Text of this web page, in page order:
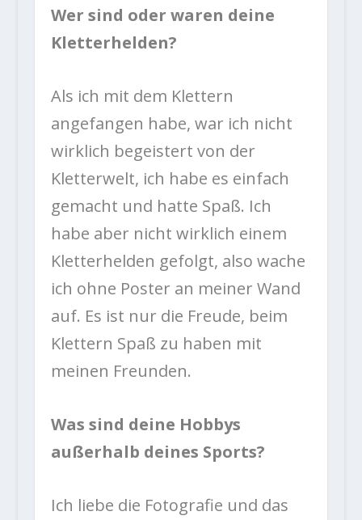
Wer sind oder waren deine
Kletterhelden?
Als ich mit dem Klettern
angefangen habe, war ich nicht
wirklich begeistert von der
Kletterwelt, ich habe es einfach
gemacht und hatte Spaß. Ich
habe aber nicht wirklich einem
Kletterhelden gefolgt, also wache
ich ohne Poster an meiner Wand
auf. Es ist nur die Freude, beim
Klettern Spaß zu haben mit
meinen Freunden.
Was sind deine Hobbys
außerhalb deines Sports?
Ich liebe die Fotografie und das